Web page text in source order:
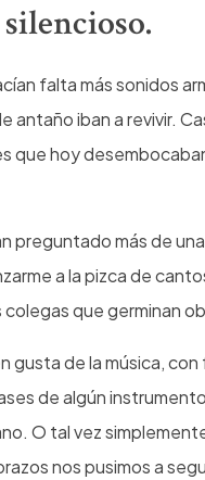
falta más sonidos
iban a revivir.
que hoy
preguntado más de
a la pizca de
que germinan
gusta de la música,
de algún
O tal vez
nos pusimos a